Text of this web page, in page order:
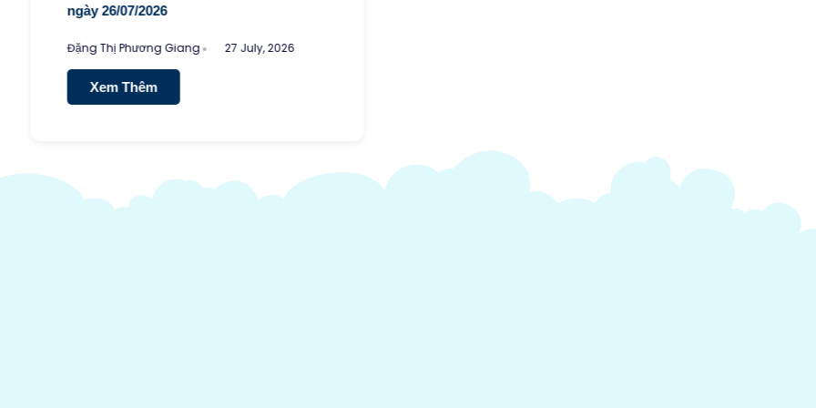
ngày 26/07/2026
Đặng Thị Phương Giang 27 July, 2026
Xem Thêm